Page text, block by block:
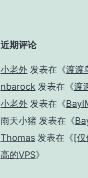
近期评论
小老外 发表在《渡渡
nbarock 发表在《渡
小老外 发表在《
雨天小猪 发表在《
Thomas 发表在《[
高的VPS》